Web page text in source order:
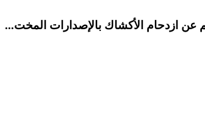
عن ازدحام الأكشاك بالإصدارات المخت...